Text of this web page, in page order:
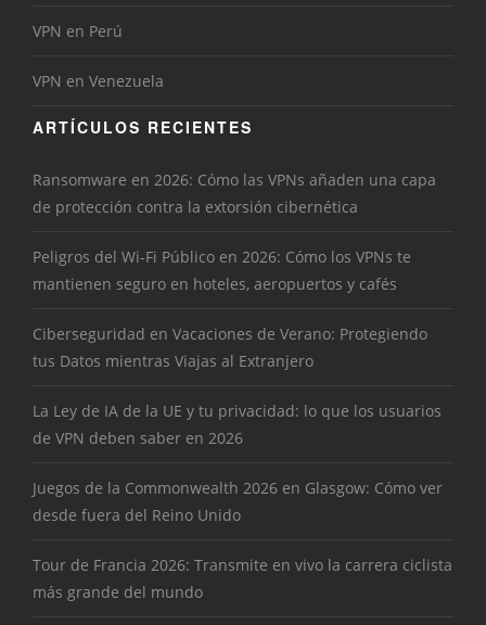
VPN en Perú
VPN en Venezuela
ARTÍCULOS RECIENTES
Ransomware en 2026: Cómo las VPNs añaden una capa
de protección contra la extorsión cibernética
Peligros del Wi-Fi Público en 2026: Cómo los VPNs te
mantienen seguro en hoteles, aeropuertos y cafés
Ciberseguridad en Vacaciones de Verano: Protegiendo
tus Datos mientras Viajas al Extranjero
La Ley de IA de la UE y tu privacidad: lo que los usuarios
de VPN deben saber en 2026
Juegos de la Commonwealth 2026 en Glasgow: Cómo ver
desde fuera del Reino Unido
Tour de Francia 2026: Transmite en vivo la carrera ciclista
más grande del mundo